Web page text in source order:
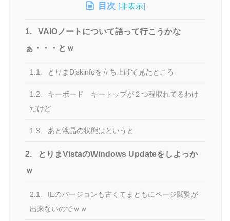
目次 [非表示]
1.
VAIOノートについて語って行こうかな
ぁ・・・とｗ
1.1. とりまDiskinfoを立ち上げて見たところ
1.2.
キーボード キートップが２つ程取れてるわけ
だけど
1.3. あと液晶の状態はというと
2.
とりまVistaのWindows Updateをしよっか
ｗ
2.1.
IEのバージョンも古くてまともにページ閲覧が
出来ないのでｗｗ